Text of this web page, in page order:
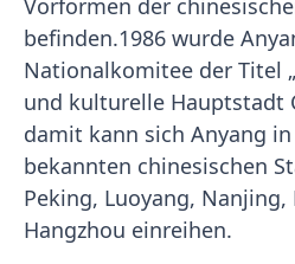
Vorformen der
befinden.1986 wurde
Nationalkomitee der Titel
und kulturelle Hauptstadt
damit kann sich Anyang
bekannten chinesischen
Peking, Luoyang, Nanjing,
Hangzhou einreihen.